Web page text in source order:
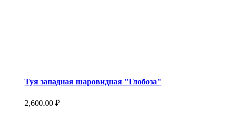
Туя западная шаровидная "Глобоза"
2,600.00 ₽